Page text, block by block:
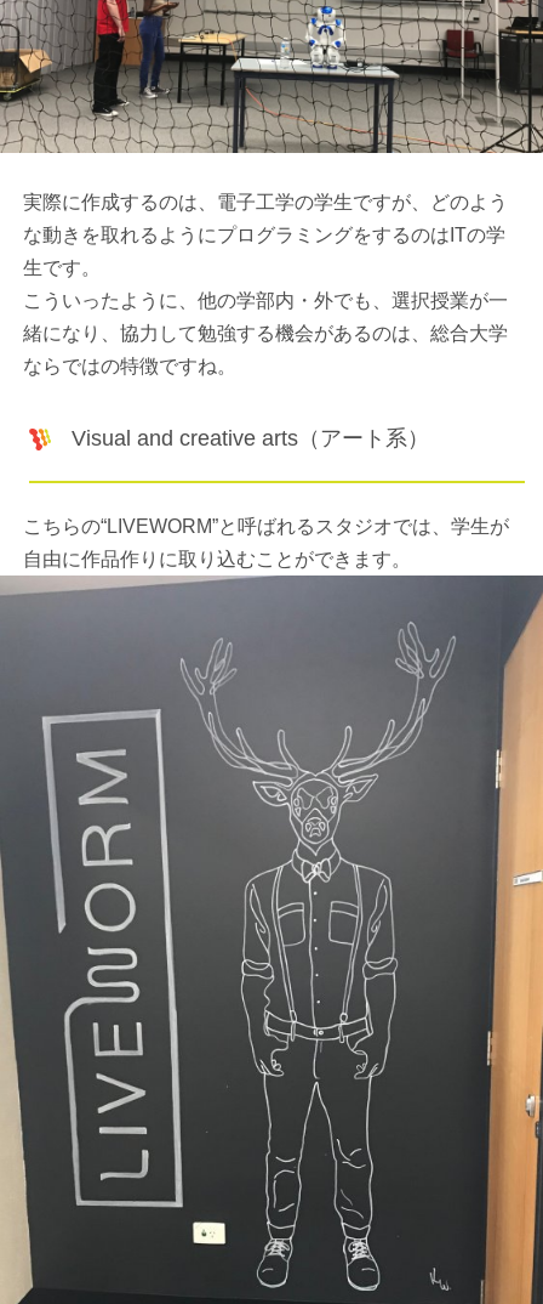
実際に作成するのは、電子工学の学生ですが、どのよう
な動きを取れるようにプログラミングをするのはITの学
生です。
こういったように、他の学部内・外でも、選択授業が一
緒になり、協力して勉強する機会があるのは、総合大学
ならではの特徴ですね。
Visual and creative arts（アート系）
こちらの“LIVEWORM”と呼ばれるスタジオでは、学生が
自由に作品作りに取り込むことができます。